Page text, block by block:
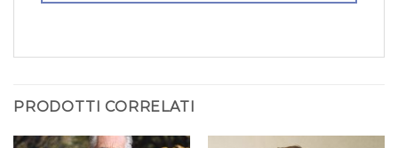
PRODOTTI CORRELATI